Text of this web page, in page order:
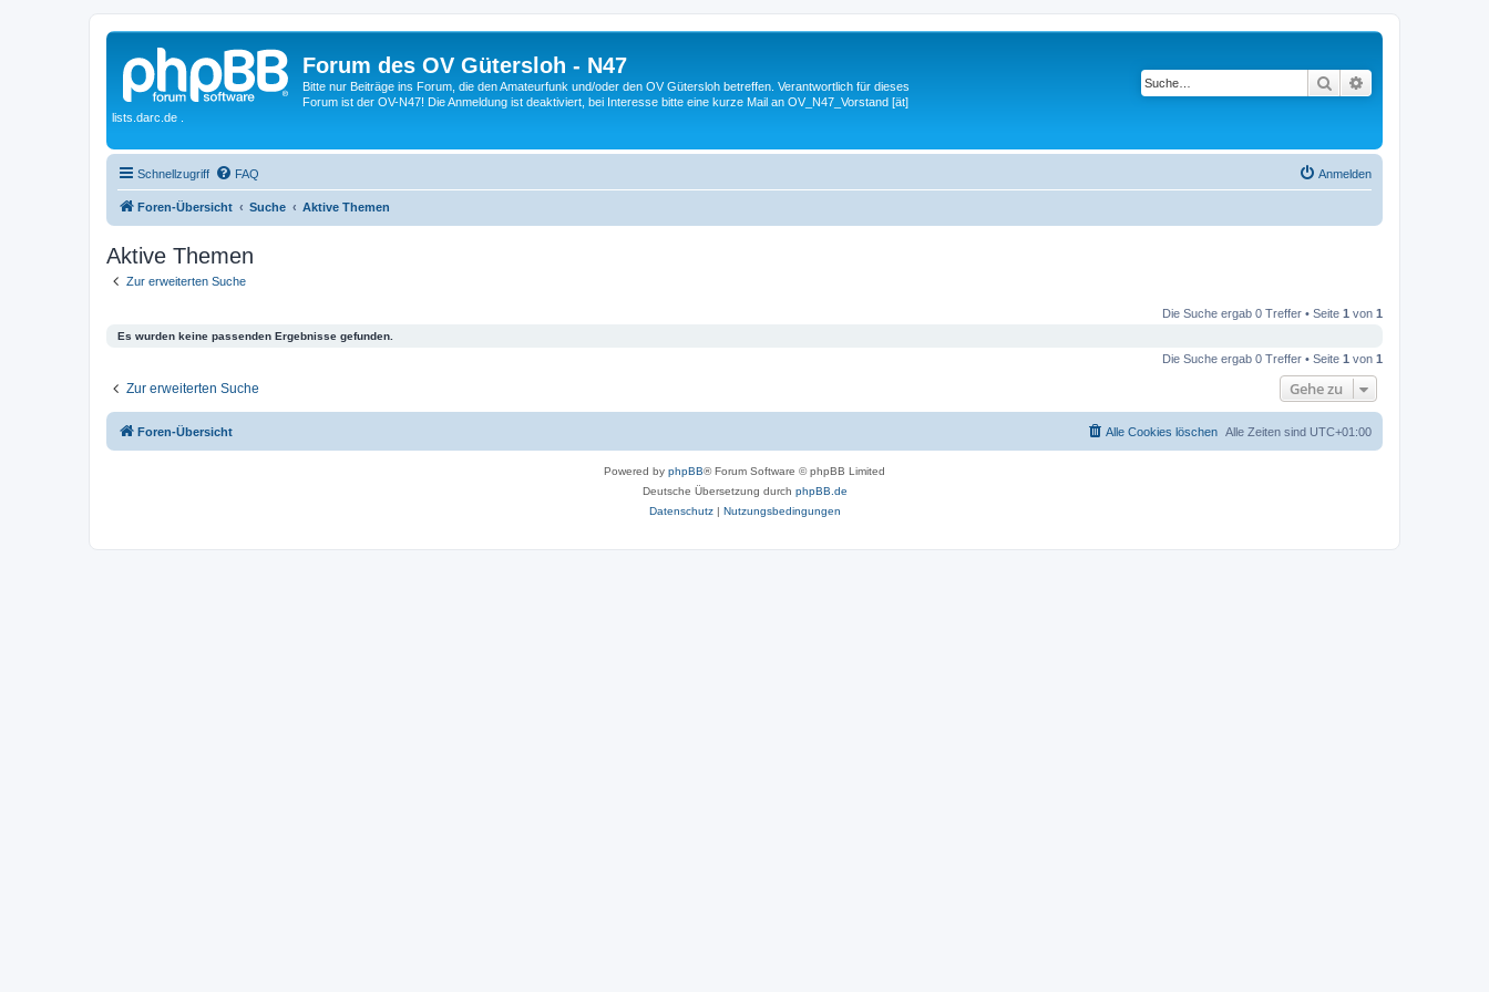
Forum des OV Gütersloh - N47
Bitte nur Beiträge ins Forum, die den Amateurfunk und/oder den OV Gütersloh betreffen. Verantwortlich für dieses
Forum ist der OV-N47! Die Anmeldung ist deaktiviert, bei Interesse bitte eine kurze Mail an OV_N47_Vorstand [ät]
lists.darc.de .
Suche
Schnellzugriff FAQ Anmelden
Foren-Übersicht Suche Aktive Themen
Aktive Themen
Zur erweiterten Suche
Die Suche ergab 0 Treffer • Seite 1 von 1
Es wurden keine passenden Ergebnisse gefunden.
Die Suche ergab 0 Treffer • Seite 1 von 1
Zur erweiterten Suche Gehe zu
Foren-Übersicht Alle Zeiten sind UTC+01:00
Alle Cookies löschen
Powered by phpBB® Forum Software © phpBB Limited
Deutsche Übersetzung durch phpBB.de
Datenschutz| Nutzungsbedingungen